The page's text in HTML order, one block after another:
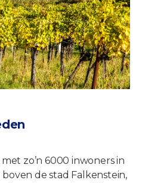
zo’n 6000 inwoners in
de stad Falkenstein,